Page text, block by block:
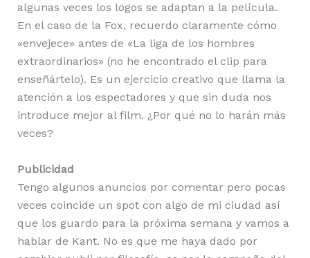
algunas veces los logos se adaptan a la película.
En el caso de la Fox, recuerdo claramente cómo
«envejece» antes de «La liga de los hombres
extraordinarios» (no he encontrado el clip para
enseñártelo). Es un ejercicio creativo que llama la
atención a los espectadores y que sin duda nos
introduce mejor al film. ¿Por qué no lo harán más
veces?
Publicidad
Tengo algunos anuncios por comentar pero pocas
veces coincide un spot con algo de mi ciudad así
que los guardo para la próxima semana y vamos a
hablar de Kant. No es que me haya dado por